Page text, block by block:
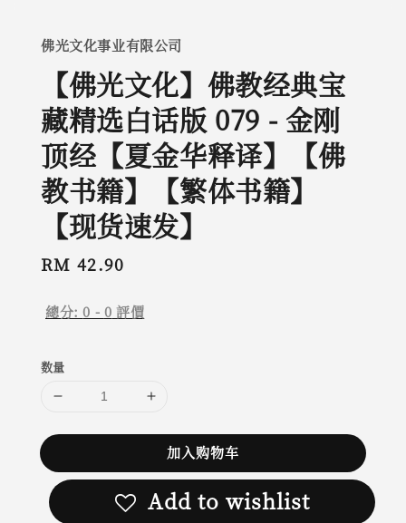
佛光文化事业有限公司
【佛光文化】佛教经典宝
藏精选白话版 079 - 金刚
顶经【夏金华释译】【佛
教书籍】【繁体书籍】
【现货速发】
Regular
RM 42.90
總分:0 - 0 評價
数量
加入购物车
Add to wishlist